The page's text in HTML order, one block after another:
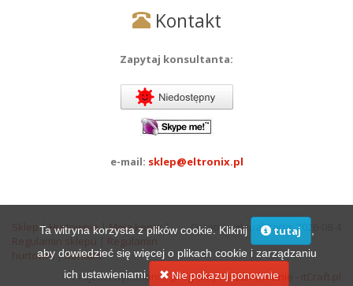
Kontakt
Zapytaj konsultanta:
e-mail: sklep@eltronix.pl
Ostatnia aktualizacja: 2026-08-4
Sklep |Hurtownia|Moje konto|
Regulamin sklepu
Regulamin
hurtowni|Kontakt
Projekt i wykonanie: programy na zamówienie - itCraft.pl
Ta witryna korzysta z plików cookie. Kliknij tutaj
aby dowiedzieć się więcej o plikach cookie i zarządzaniu
ich ustawieniami.
Nie pokazuj ponownie